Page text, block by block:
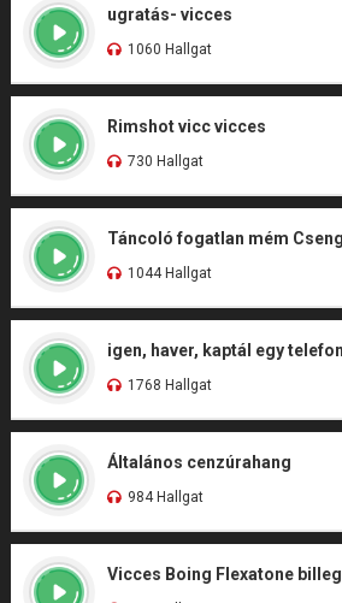
ugratás- vicces
1060 Hallgat
Rimshot vicc vicces
730 Hallgat
Táncoló fogatlan mém
1044 Hallgat
igen, haver, kaptál egy
1768 Hallgat
Általános cenzúrahang
984 Hallgat
Vicces Boing Flexatone